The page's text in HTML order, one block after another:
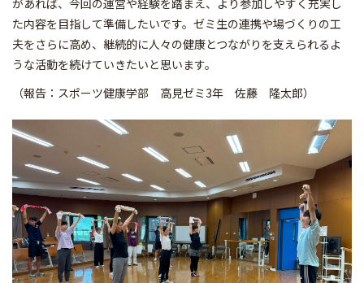
があれば、今回の運営や経験を踏まえ、より参加しやすく充実し
た内容を目指して準備したいです。ゼミ生の連携や場づくりの工
夫をさらに高め、継続的に人々の健康とつながりを支えられるよ
うな活動を続けていきたいと思います。
（報告：スポーツ健康学部 高見ゼミ3年 佐藤 隆太郎）